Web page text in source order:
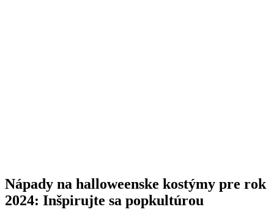
Nápady na halloweenske kostýmy pre rok
2024: Inšpirujte sa popkultúrou